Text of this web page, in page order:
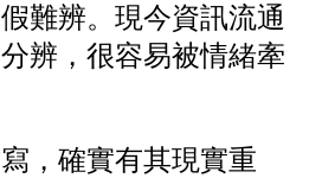
難辨。現今資訊流通
辨，很容易被情緒牽
，確實有其現實重